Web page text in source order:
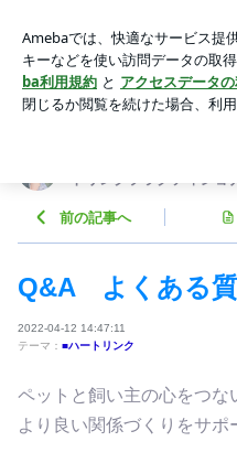
る！ ハートリンクプラクテ
アプリをダウンロードして ブ
ょう。
トリンクプラクティショ
前の記事へ
Q&A よくある
2022-04-12 14:47:11
テーマ： ■ハートリンク
ペットと飼い主の心をつな
より良い関係づくりをサポ